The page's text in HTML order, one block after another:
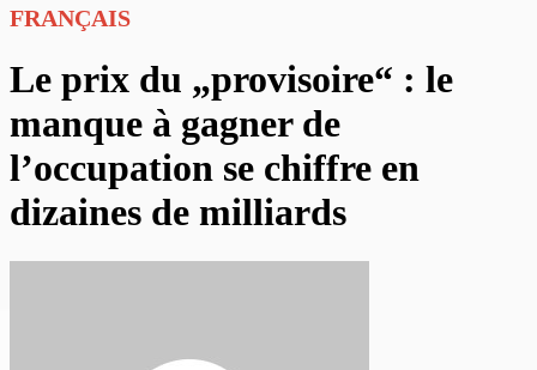
FRANÇAIS
Le prix du „provisoire“ : le
manque à gagner de
l’occupation se chiffre en
dizaines de milliards